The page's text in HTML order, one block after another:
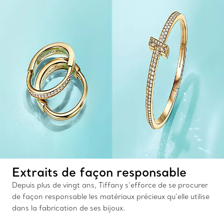
Extraits de façon responsable
Depuis plus de vingt ans, Tiffany s’efforce de se procurer
de façon responsable les matériaux précieux qu’elle utilise
dans la fabrication de ses bijoux.